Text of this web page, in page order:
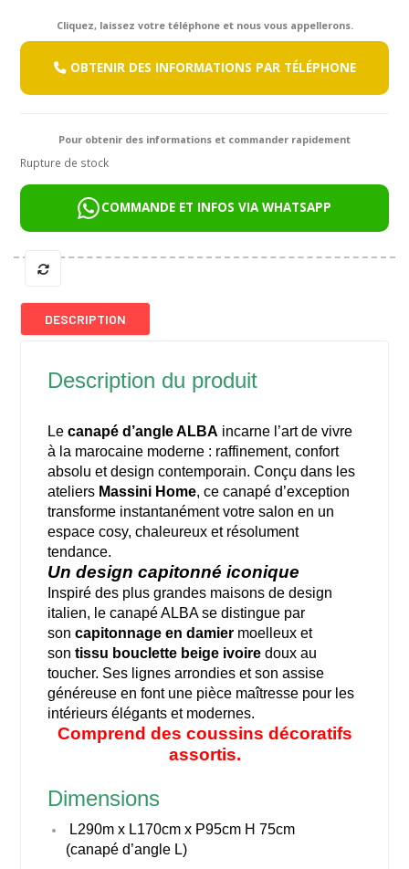
Cliquez, laissez votre téléphone et nous vous appellerons.
OBTENIR DES INFORMATIONS PAR TÉLÉPHONE
Pour obtenir des informations et commander rapidement
Rupture de stock
COMMANDE ET INFOS VIA WHATSAPP
DESCRIPTION
Description du produit
Le canapé d’angle ALBA incarne l’art de vivre
à la marocaine moderne : raffinement, confort
absolu et design contemporain. Conçu dans les
ateliers Massini Home, ce canapé d’exception
transforme instantanément votre salon en un
espace cosy, chaleureux et résolument
tendance.
Un design capitonné iconique
Inspiré des plus grandes maisons de design
italien, le canapé ALBA se distingue par
son capitonnage en damier moelleux et
son tissu bouclette beige ivoire doux au
toucher. Ses lignes arrondies et son assise
généreuse en font une pièce maîtresse pour les
intérieurs élégants et modernes.
Comprend des coussins décoratifs
assortis.
Dimensions
L290m x L170cm x P95cm H 75cm
(canapé d’angle L)